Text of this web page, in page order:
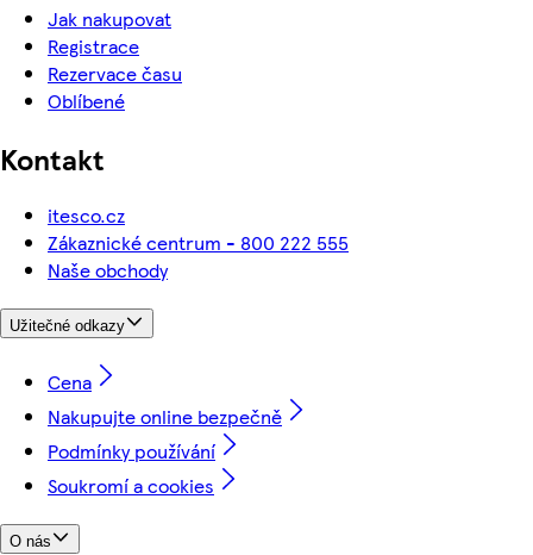
Jak nakupovat
Registrace
Rezervace času
Oblíbené
Kontakt
itesco.cz
Zákaznické centrum - 800 222 555
Naše obchody
Užitečné odkazy
Cena
Nakupujte online bezpečně
Podmínky používání
Soukromí a cookies
O nás